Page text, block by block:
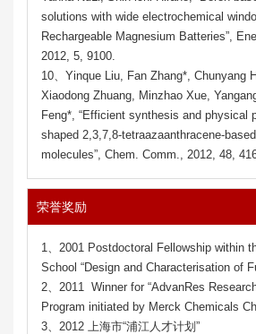
solutions with wide electrochemical
Rechargeable Magnesium Batteries”,
2012, 5, 9100.
10、Yinque Liu, Fan Zhang*, Chunyang
Xiaodong Zhuang, Minzhao Xue,
Feng*, “Efficient synthesis and physical
shaped 2,3,7,8-tetraazaanthracene-
molecules”, Chem. Comm., 2012, 48,
荣誉奖励
1、2001 Postdoctoral Fellowship within
School “Design and Characterisation of
2、2011 Winner for “AdvanRes
Program initiated by Merck Chemicals
3、2012 上海市“浦江人才计划”